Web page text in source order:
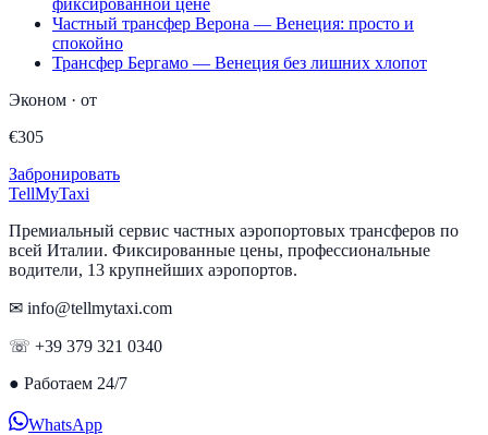
Частный трансфер Верона — Венеция: просто и
спокойно
Трансфер Бергамо — Венеция без лишних хлопот
Эконом · от
€305
Забронировать
TellMyTaxi
Премиальный сервис частных аэропортовых трансферов по
всей Италии. Фиксированные цены, профессиональные
водители, 13 крупнейших аэропортов.
✉ info@tellmytaxi.com
☏ +39 379 321 0340
● Работаем 24/7
WhatsApp